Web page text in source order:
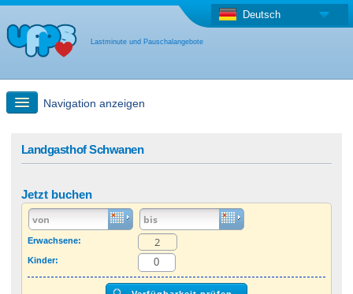
Lastminute und Pauschalangebote
Deutsch
Navigation anzeigen
Last Minute Angebot + Pauschalangebot
Anderes Land
Landgasthof Schwanen
Jetzt buchen
Erwachsene:
Kinder: